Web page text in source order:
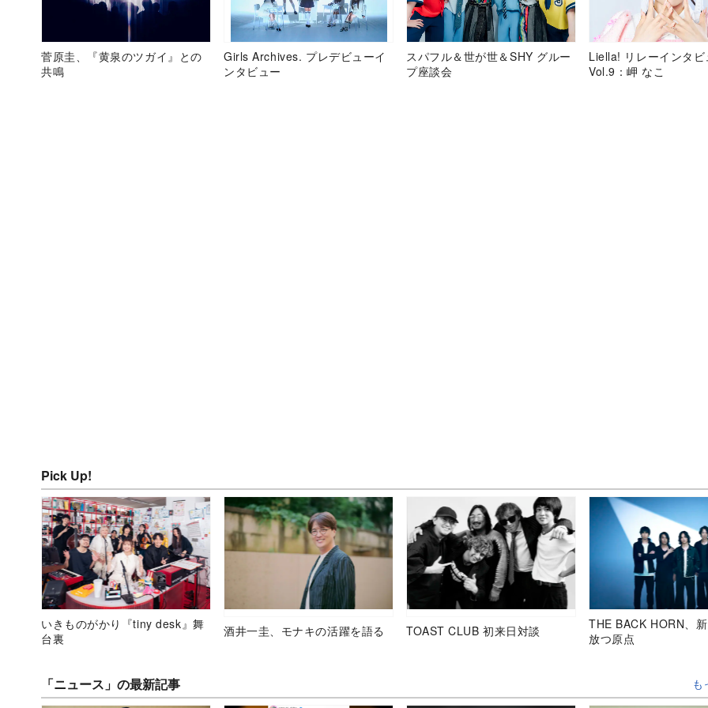
菅原圭、『黄泉のツガイ』との
共鳴
Girls Archives. プレデビューイ
ンタビュー
スパフル＆世が世＆SHY グルー
プ座談会
Liella! リレーインタビ
Vol.9：岬 なこ
Pick Up!
いきものがかり『tiny desk』舞
台裏
酒井一圭、モナキの活躍を語る TOAST CLUB 初来日対談
THE BACK HORN、
放つ原点
「ニュース」の最新記事 も